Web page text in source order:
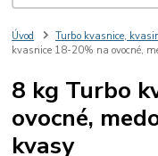
Úvod Turbo kvasnice,
kvasnice 18-20% na ovocné,
8 kg Turbo
ovocné,
kvasy